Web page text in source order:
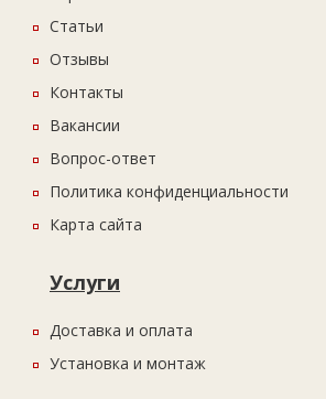
Статьи
Отзывы
Контакты
Вакансии
Вопрос-ответ
Политика конфиденциальности
Карта сайта
Услуги
Доставка и оплата
Установка и монтаж